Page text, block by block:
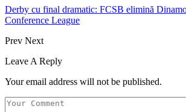
Derby cu final dramatic: FCSB elimină
Conference League
Prev Next
Leave A Reply
Your email address will not be published.